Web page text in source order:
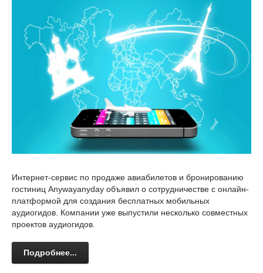
Интернет-сервис по продаже авиабилетов и бронированию
гостиниц Anywayanyday объявил о сотрудничестве с онлайн-
платформой для создания бесплатных мобильных
аудиогидов. Компании уже выпустили несколько совместных
проектов аудиогидов.
Подробнее...